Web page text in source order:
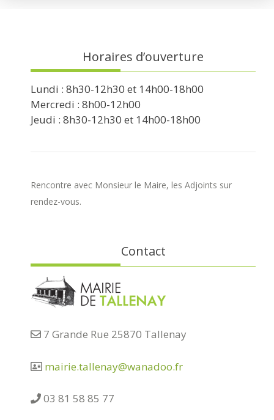
Horaires d’ouverture
Lundi : 8h30-12h30 et 14h00-18h00
Mercredi : 8h00-12h00
Jeudi : 8h30-12h30 et 14h00-18h00
Rencontre avec Monsieur le Maire, les Adjoints sur
rendez-vous.
Contact
7 Grande Rue 25870 Tallenay
mairie.tallenay@wanadoo.fr
03 81 58 85 77